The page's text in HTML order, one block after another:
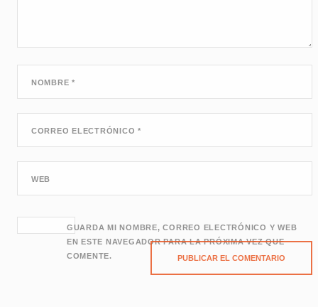
NOMBRE*
CORREO ELECTRÓNICO*
WEB
GUARDA MI NOMBRE, CORREO ELECTRÓNICO Y WEB
EN ESTE NAVEGADOR PARA LA PRÓXIMA VEZ QUE
COMENTE.